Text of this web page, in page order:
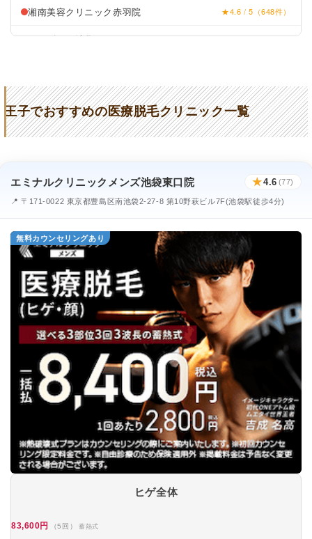
湘南美容クリニック赤羽院 ★4.6 / 5（648件）
メンズリゼ池袋 ★4.6 / 5（206件）
王子でおすすめの医療脱毛クリニック一覧
エミナルクリニックメンズ池袋東口院 ★4.6 (77)
📍 〒171-0022 東京都豊島区南池袋2-27-8 第10野萩ビル7F(池袋駅徒歩4分)
無料カウンセリングあり
ヒゲ全体
83,600円 （5回） 蓄熱式